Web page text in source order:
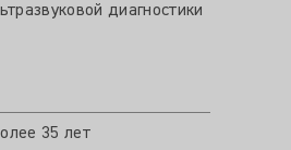
диагностики
35 лет